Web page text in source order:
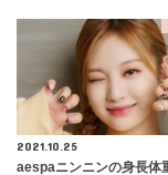
2021.10.25
aespaニンニンの身長体